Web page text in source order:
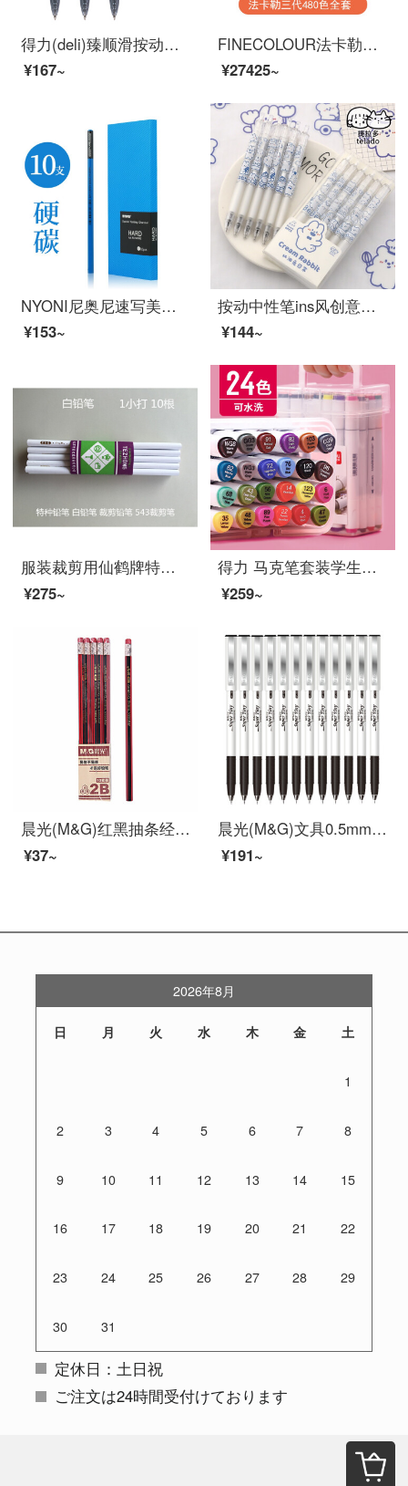
得力(deli)臻顺滑按动中性笔签字笔 办公用品 0.5mm子弹头 12支/盒S08黑
¥167~
FINECOLOUR法卡勒服装设计绘画套装32/48/60/72色1代2代3代软头设计专业绘画笔 三代全套480色
¥27425~
NYONI尼奥尼速写美术生专用素描笔碳笔软中硬绘画笔特软性铅笔画工具专业画笔绿杆画画铅笔 硬炭（10支装）
¥153~
按动中性笔ins风创意可爱卡通少女心水笔按动笔高颜值学生用考试黑色签字按动笔芯0.5mm按压式子弹头 6支装/奶油兔日常(简约款)
¥144~
服装裁剪用仙鹤牌特种铅笔 裁剪笔 白蜡笔 制衣硬心软心笔 10支价格545硬心
¥275~
得力 马克笔套装学生水彩笔48色手绘美术设计 双头油性记号笔80色动漫绘画笔 可水洗马克笔24色
¥259~
晨光(M&G)红黑抽条经典六角木杆铅笔考试绘图铅笔2B黑色 10支/盒 红黑抽条 10支 AWP30804
¥37~
晨光(M&G)文具0.5mm黑色中性笔 全针管签字笔 水笔 12支/盒GP1390
¥191~
2026年8月
日 月 火 水 木 金 土
1
2 3 4 5 6 7 8
9 10 11 12 13 14 15
16 17 18 19 20 21 22
23 24 25 26 27 28 29
30 31
定休日：土日祝
ご注文は24時間受付けております